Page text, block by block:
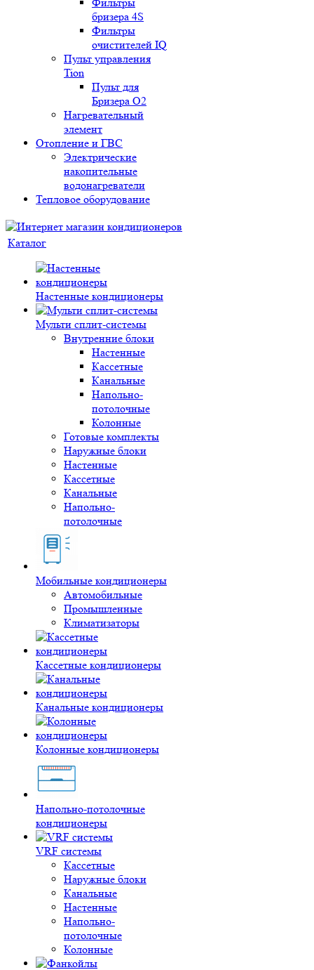
бризера 4S
Фильтры
очистителей IQ
Пульт управления
Tion
Пульт для
Бризера O2
Нагревательный
элемент
Отопление и ГВС
Электрические
накопительные
водонагреватели
Тепловое оборудование
Каталог
Настенные кондиционеры
Мульти сплит-системы
Внутренние блоки
Настенные
Кассетные
Канальные
Напольно-
потолочные
Колонные
Готовые комплекты
Наружные блоки
Настенные
Кассетные
Канальные
Напольно-
потолочные
Мобильные кондиционеры
Автомобильные
Промышленные
Климатизаторы
Кассетные кондиционеры
Канальные кондиционеры
Колонные кондиционеры
Напольно-потолочные
кондиционеры
VRF системы
Кассетные
Наружные блоки
Канальные
Настенные
Напольно-
потолочные
Колонные